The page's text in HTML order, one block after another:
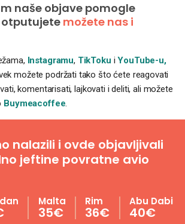
naše objave pomogle
možete nas i
Instagramu, TikToku iYouTube-u,
možete podržati tako što ćete reagovati
komentarisati, lajkovati i deliti, ali možete
Buymeacoffee.
nalazili i ovde objavljivali
jeftine povratne avio
Malta
35€
Rim
36€
Abu Dabi
40€